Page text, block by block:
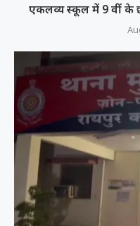
एकलव्य स्कूल में 9 वीं के